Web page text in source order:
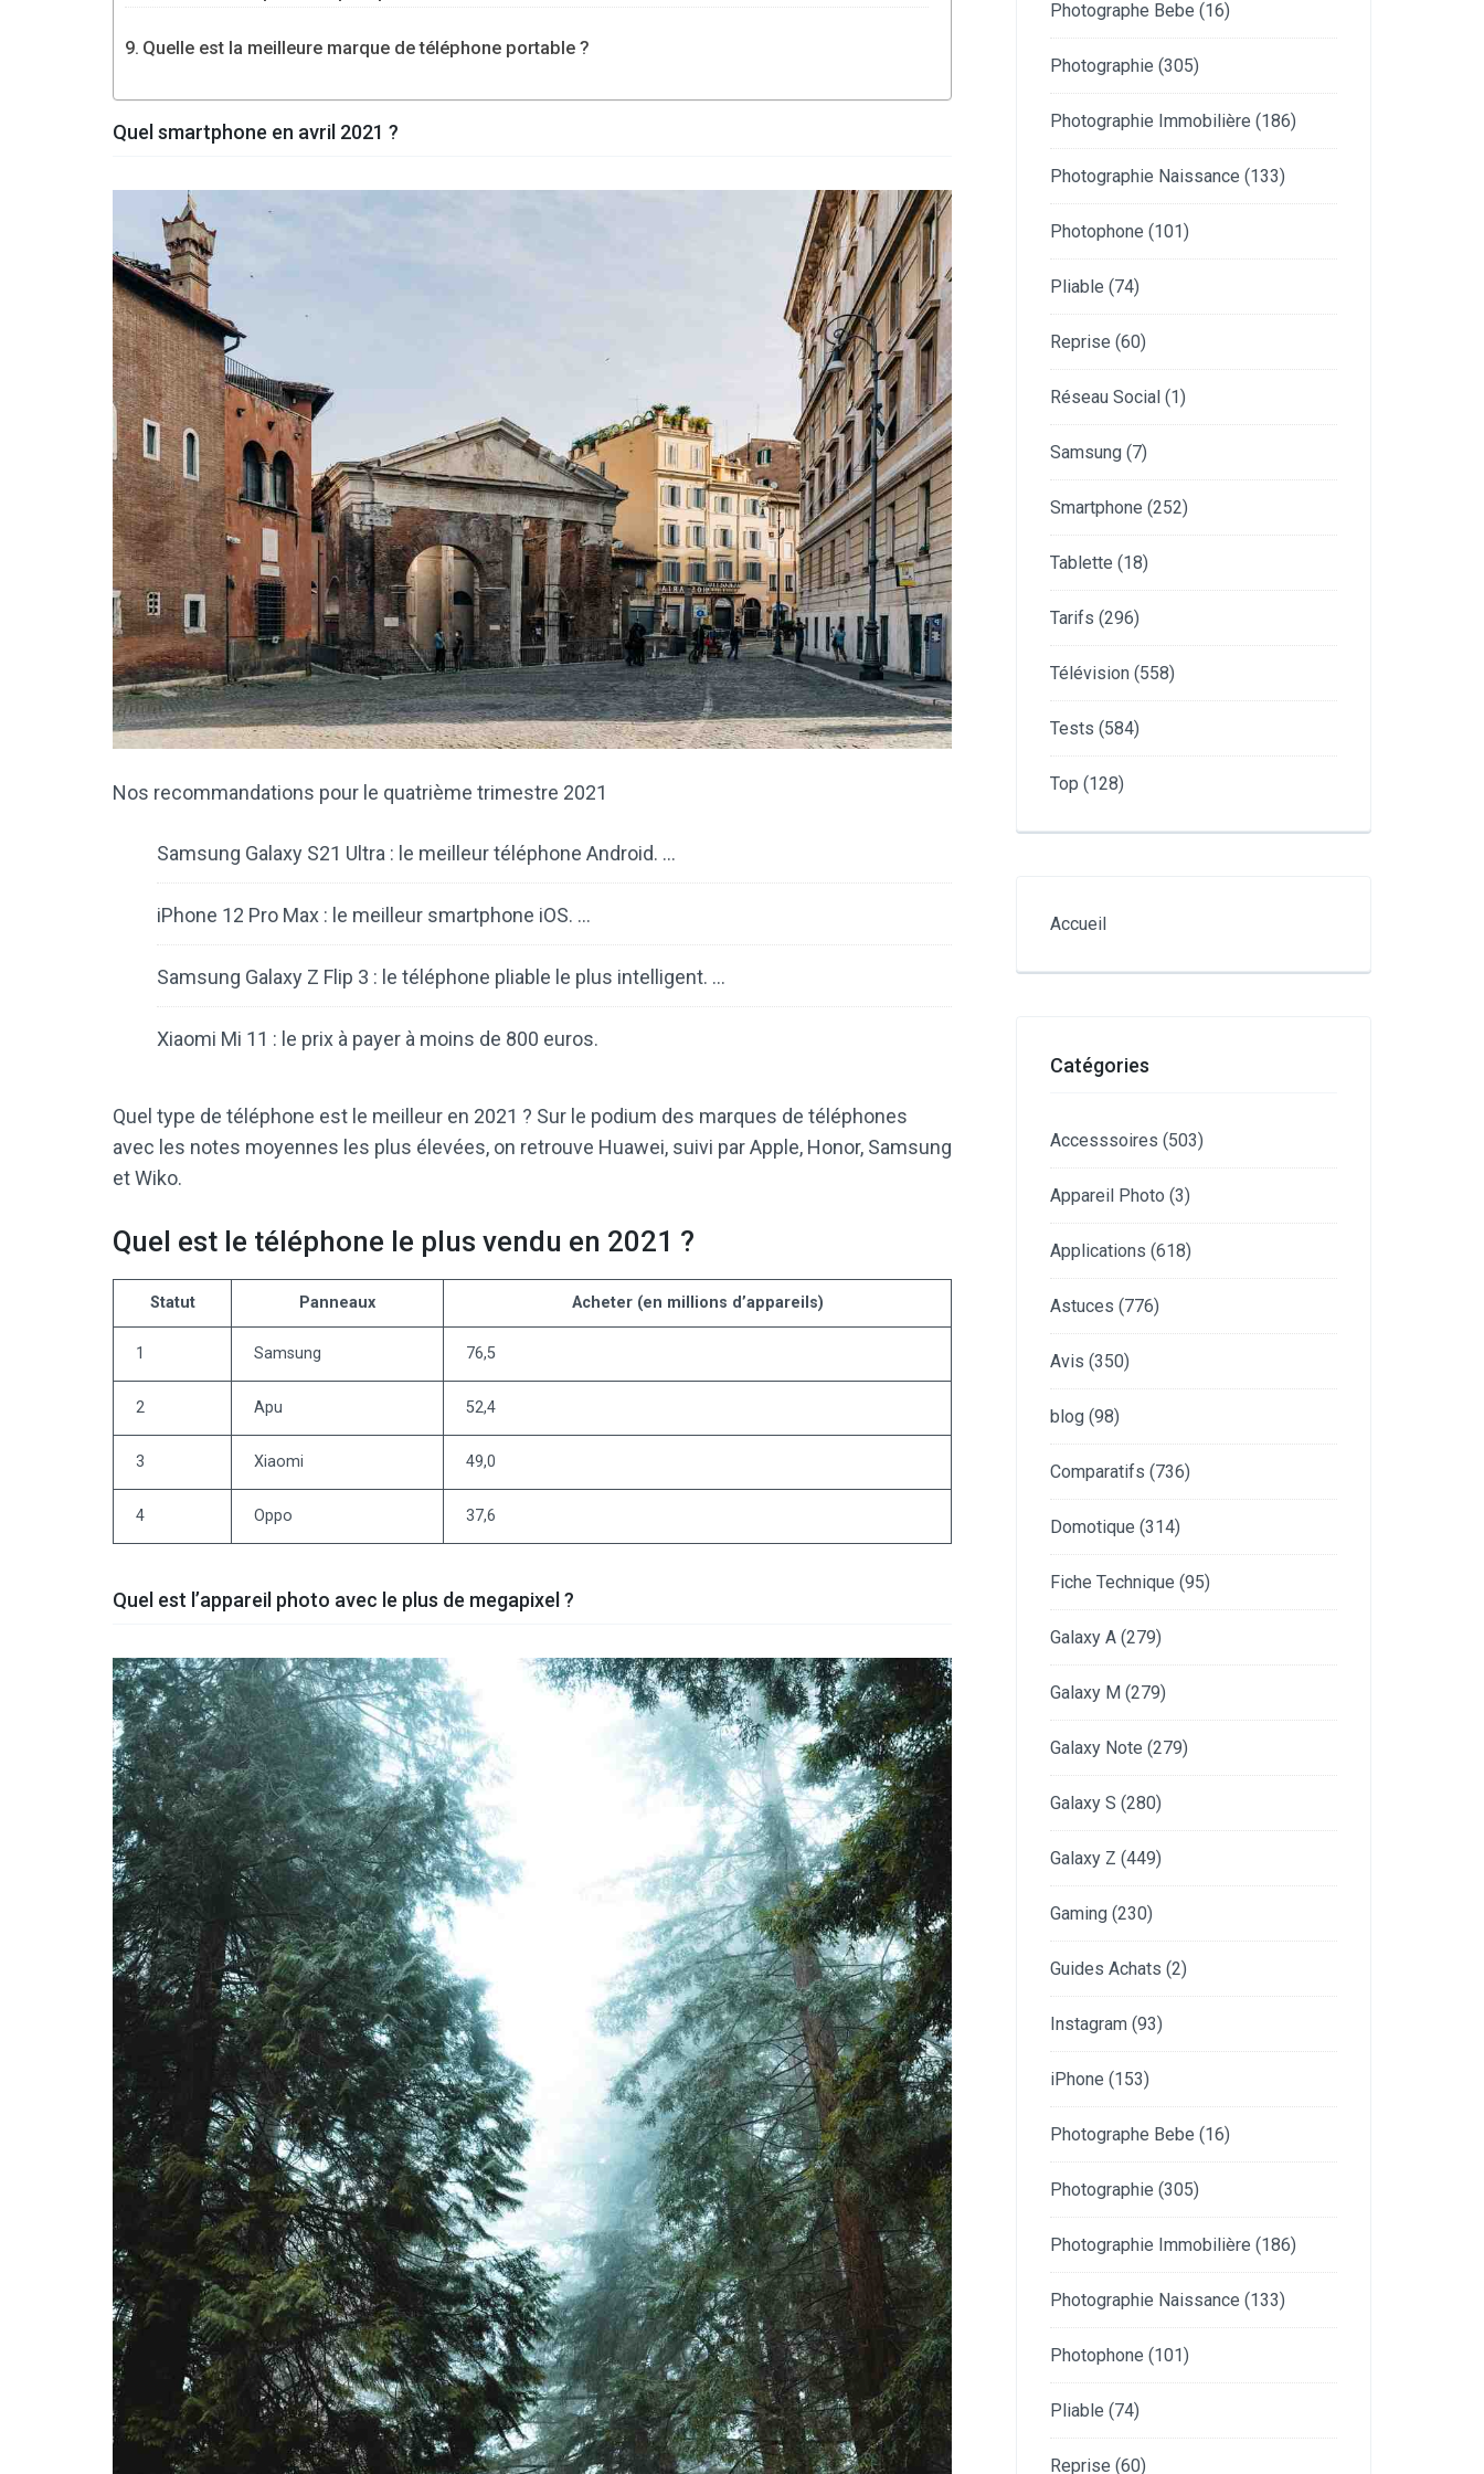
Quelle est la meilleure marque de téléphone portable ?
Quel smartphone en avril 2021 ?
Nos recommandations pour le quatrième trimestre 2021
Samsung Galaxy S21 Ultra : le meilleur téléphone Android. …
iPhone 12 Pro Max : le meilleur smartphone iOS. …
Samsung Galaxy Z Flip 3 : le téléphone pliable le plus intelligent. …
Xiaomi Mi 11 : le prix à payer à moins de 800 euros.
Quel type de téléphone est le meilleur en 2021 ? Sur le podium des marques de téléphones
avec les notes moyennes les plus élevées, on retrouve Huawei, suivi par Apple, Honor, Samsung
et Wiko.
Quel est le téléphone le plus vendu en 2021 ?
Statut Panneaux Acheter (en millions d’appareils)
1 Samsung 76,5
2 Apu 52,4
3 Xiaomi 49,0
4 Oppo 37,6
Quel est l’appareil photo avec le plus de megapixel ?
Photographe Bebe (16)
Photographie (305)
Photographie Immobilière (186)
Photographie Naissance (133)
Photophone (101)
Pliable (74)
Reprise (60)
Réseau Social (1)
Samsung (7)
Smartphone (252)
Tablette (18)
Tarifs (296)
Télévision (558)
Tests (584)
Top (128)
Accueil
Catégories
Accesssoires (503)
Appareil Photo (3)
Applications (618)
Astuces (776)
Avis (350)
blog (98)
Comparatifs (736)
Domotique (314)
Fiche Technique (95)
Galaxy A (279)
Galaxy M (279)
Galaxy Note (279)
Galaxy S (280)
Galaxy Z (449)
Gaming (230)
Guides Achats (2)
Instagram (93)
iPhone (153)
Photographe Bebe (16)
Photographie (305)
Photographie Immobilière (186)
Photographie Naissance (133)
Photophone (101)
Pliable (74)
Reprise (60)